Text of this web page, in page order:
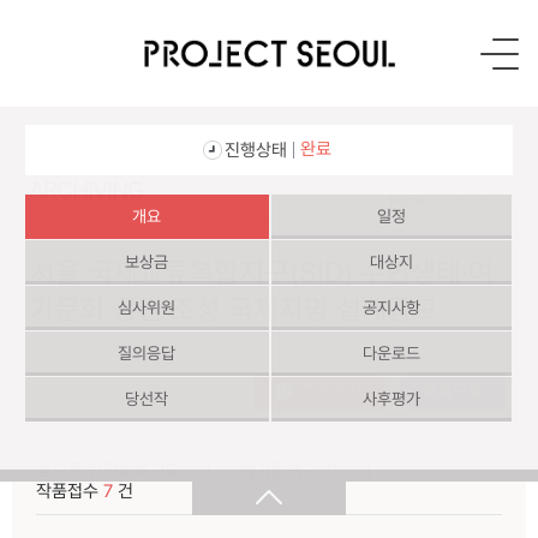
프
로
고
진행상태 완료
개요 일정
보상금 대상지
심사위원 공지사항
질의응답 다운로드
당선작 사후평가
ARCHIVING
서울 국제교류복합지구(SID) 수변생태·여
가문화 공간 조성 국제지명 설계공모
송파구 탄천동로 36 ㅣ 참가등록7건
ㅣ
작품접수 7 건